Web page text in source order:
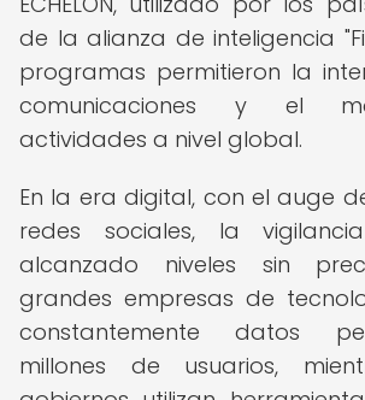
de la alianza de inteligencia
programas permitieron la
comunicaciones y el
actividades a nivel global.
En la era digital, con el auge
redes sociales, la
alcanzado niveles sin
grandes empresas de
constantemente datos
millones de usuarios,